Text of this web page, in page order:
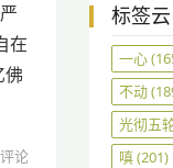
在
佛
评论
标签云
一心
不动
光彻五
嗔(201)